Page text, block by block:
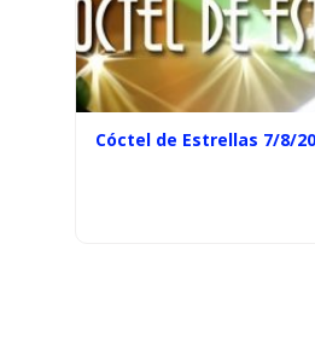
Cóctel de Estrellas 7/8/